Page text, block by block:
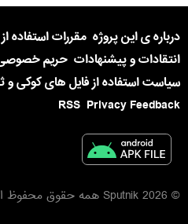
درباره ی این پروژه مقررات استفاده
انتقادات و پیشنهادات حریم
سیاست استفاده از فایل های کوکی و
Privacy Feedback
RSS
© 2026 Sputnik همه حقوق محفوظ است 18+